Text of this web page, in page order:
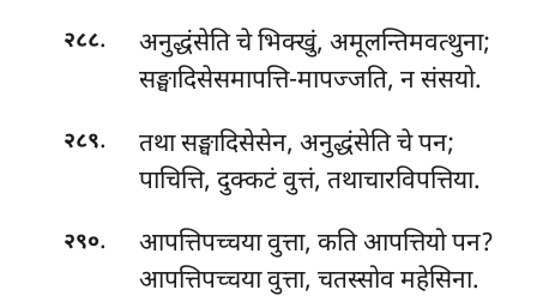
२८८.
अनुद्धंसेति चे भिक्खुं, अमूलन्तिमवत्थुना;
सङ्घादिसेसमापत्ति-मापज्जति, न संसयो.
२८९.
तथा सङ्घादिसेसेन, अनुद्धंसेति चे पन;
पाचित्ति, दुक्कटं वुत्तं, तथाचारविपत्तिया.
२९०. आपत्तिपच्चयावुत्ता, कति आपत्तियो पन?
आपत्तिपच्चया वुत्ता, चतस्सोव महेसिना.